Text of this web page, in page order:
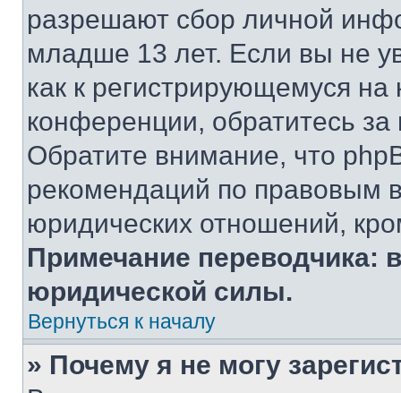
разрешают сбор личной
младше 13 лет. Если вы не
как к регистрирующемуся
конференции, обратитесь
Обратите внимание, что
рекомендаций по правовым
юридических отношений,
Примечание переводчика:
юридической силы.
Вернуться к началу
» Почему я не могу